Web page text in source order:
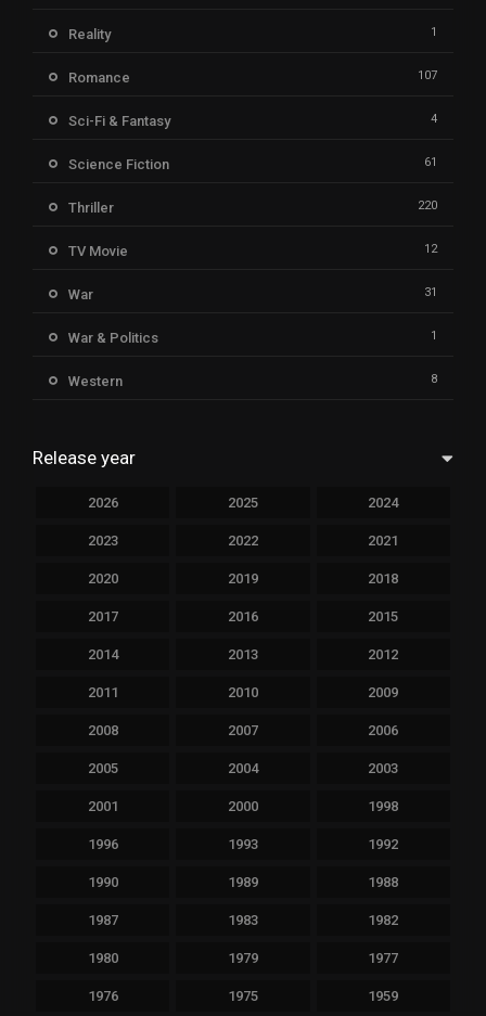
Reality 1
Romance 107
Sci-Fi & Fantasy 4
Science Fiction 61
Thriller 220
TV Movie 12
War 31
War & Politics 1
Western 8
Release year
2026 2025 2024
2023 2022 2021
2020 2019 2018
2017 2016 2015
2014 2013 2012
2011 2010 2009
2008 2007 2006
2005 2004 2003
2001 2000 1998
1996 1993 1992
1990 1989 1988
1987 1983 1982
1980 1979 1977
1976 1975 1959